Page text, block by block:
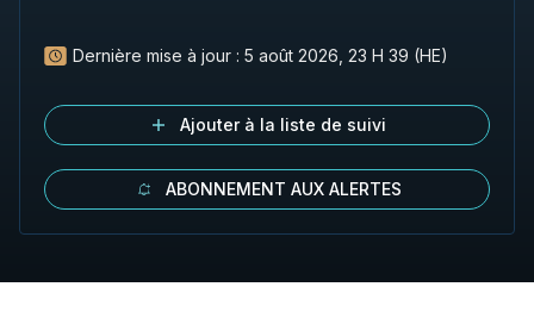
Dernière mise à jour : 5 août 2026, 23 H 39 (HE)
Ajouter à la liste de suivi
ABONNEMENT AUX ALERTES